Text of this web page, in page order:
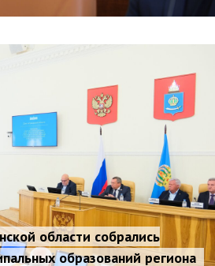
области собрались
образований региона